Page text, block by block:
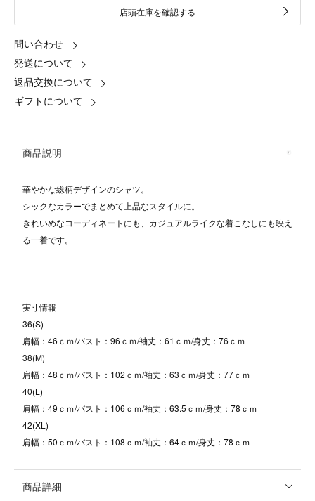
店頭在庫を確認する
問い合わせ
発送について
返品交換について
ギフトについて
商品説明
華やかな総柄デザインのシャツ。
シックなカラーでまとめて上品なスタイルに。
きれいめなコーディネートにも、カジュアルライクな着こなしにも映え
る一着です。
実寸情報
36(S)
肩幅：46ｃｍ/バスト：96ｃｍ/袖丈：61ｃｍ/身丈：76ｃｍ
38(M)
肩幅：48ｃｍ/バスト：102ｃｍ/袖丈：63ｃｍ/身丈：77ｃｍ
40(L)
肩幅：49ｃｍ/バスト：106ｃｍ/袖丈：63.5ｃｍ/身丈：78ｃｍ
42(XL)
肩幅：50ｃｍ/バスト：108ｃｍ/袖丈：64ｃｍ/身丈：78ｃｍ
商品詳細